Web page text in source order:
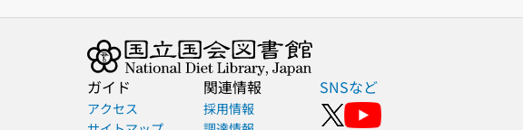
ガイド
アクセス
関連情報
採用情報
SNSなど